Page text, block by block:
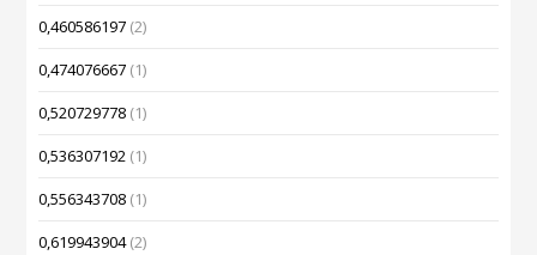
0,460586197 (2)
0,474076667 (1)
0,520729778 (1)
0,536307192 (1)
0,556343708 (1)
0,619943904(2)